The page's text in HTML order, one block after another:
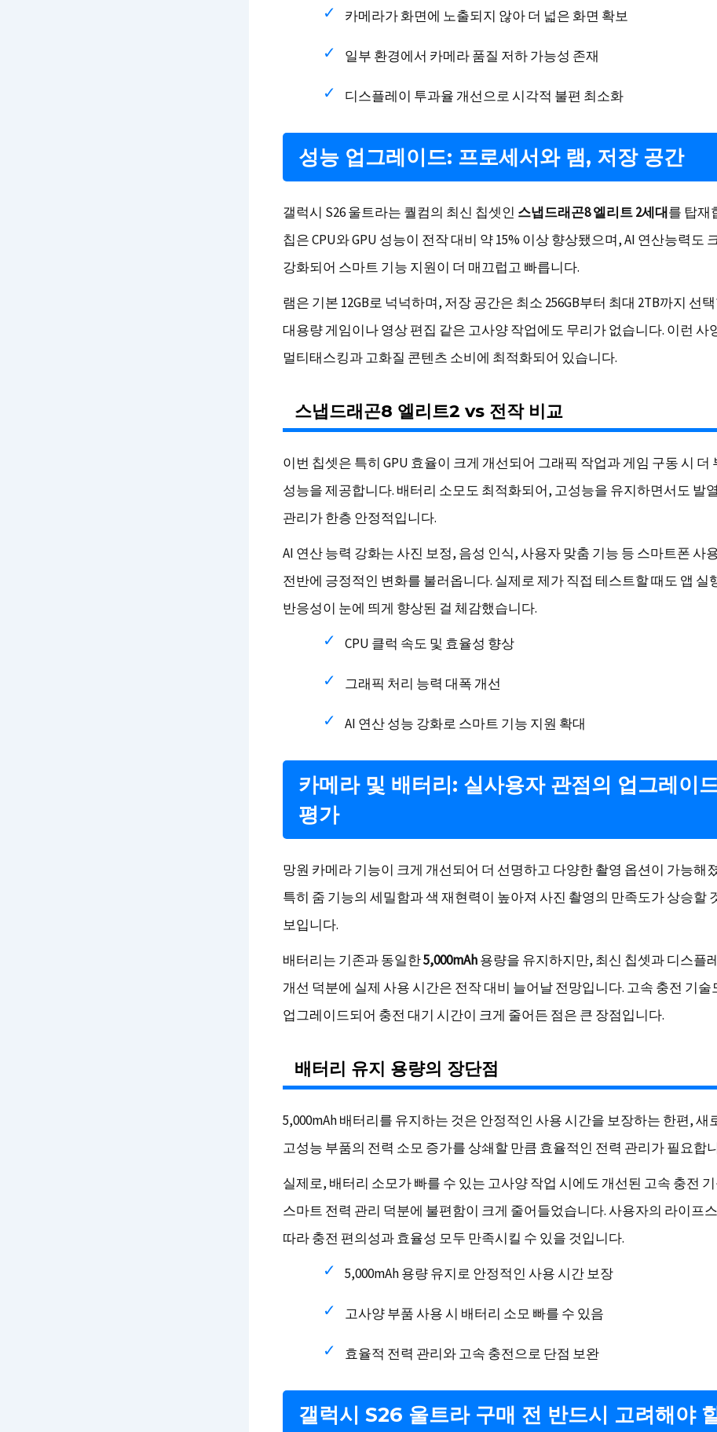
카메라가 화면에 노출되지 않아 더 넓은 화면 확보
일부 환경에서 카메라 품질 저하 가능성 존재
디스플레이 투과율 개선으로 시각적 불편 최소화
성능 업그레이드: 프로세서와 램, 저장 공간
갤럭시 S26 울트라는 퀄컴의 최신 칩셋인 스냅드래곤8 엘리트 2세대를 탑재
칩은 CPU와 GPU 성능이 전작 대비 약 15% 이상 향상됐으며, AI 연산능력도
강화되어 스마트 기능 지원이 더 매끄럽고 빠릅니다.
램은 기본 12GB로 넉넉하며, 저장 공간은 최소 256GB부터 최대 2TB까지 선
대용량 게임이나 영상 편집 같은 고사양 작업에도 무리가 없습니다. 이런 사
멀티태스킹과 고화질 콘텐츠 소비에 최적화되어 있습니다.
스냅드래곤8 엘리트2 vs 전작 비교
이번 칩셋은 특히 GPU 효율이 크게 개선되어 그래픽 작업과 게임 구동 시 더
성능을 제공합니다. 배터리 소모도 최적화되어, 고성능을 유지하면서도 발
관리가 한층 안정적입니다.
AI 연산 능력 강화는 사진 보정, 음성 인식, 사용자 맞춤 기능 등 스마트폰 사
전반에 긍정적인 변화를 불러옵니다. 실제로 제가 직접 테스트할 때도 앱 실
반응성이 눈에 띄게 향상된 걸 체감했습니다.
CPU 클럭 속도 및 효율성 향상
그래픽 처리 능력 대폭 개선
AI 연산 성능 강화로 스마트 기능 지원 확대
카메라 및 배터리: 실사용자 관점의 업그레이
평가
망원 카메라 기능이 크게 개선되어 더 선명하고 다양한 촬영 옵션이 가능해
특히 줌 기능의 세밀함과 색 재현력이 높아져 사진 촬영의 만족도가 상승할
보입니다.
배터리는 기존과 동일한5,000mAh용량을 유지하지만, 최신 칩셋과 디스플
개선 덕분에 실제 사용 시간은 전작 대비 늘어날 전망입니다. 고속 충전 기술
업그레이드되어 충전 대기 시간이 크게 줄어든 점은 큰 장점입니다.
배터리 유지 용량의 장단점
5,000mAh 배터리를 유지하는 것은 안정적인 사용 시간을 보장하는 한편, 새
고성능 부품의 전력 소모 증가를 상쇄할 만큼 효율적인 전력 관리가 필요합
실제로, 배터리 소모가 빠를 수 있는 고사양 작업 시에도 개선된 고속 충전
스마트 전력 관리 덕분에 불편함이 크게 줄어들었습니다. 사용자의 라이프
따라 충전 편의성과 효율성 모두 만족시킬 수 있을 것입니다.
5,000mAh 용량 유지로 안정적인 사용 시간 보장
고사양 부품 사용 시 배터리 소모 빠를 수 있음
효율적 전력 관리와 고속 충전으로 단점 보완
갤럭시 S26 울트라 구매 전 반드시 고려해야